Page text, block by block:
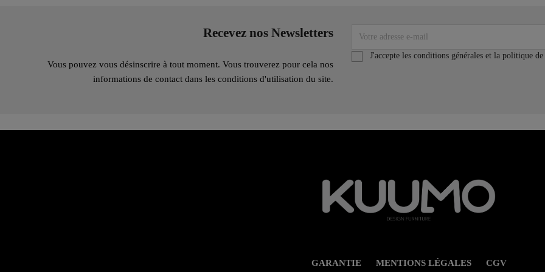
Recevez nos Newsletters
Vous pouvez vous désinscrire à tout moment. Vous trouverez pour cela nos
informations de contact dans les conditions d'utilisation du site.
J'accepte les conditions générales et la politique
GARANTIE MENTIONS LÉGALES CGV